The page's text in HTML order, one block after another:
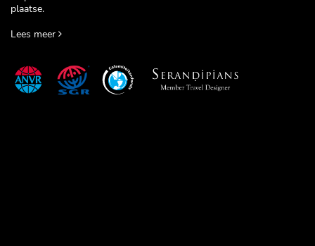
plaatse.
Lees meer